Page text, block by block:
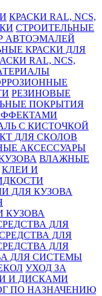
КРАСКИ RAL, NCS,
СТРОИТЕЛЬНЫЕ
АВТОЭМАЛЕЙ
КРАСКИ ДЛЯ
RAL, NCS,
РЕЗИНОВЫЕ
ПОКРЫТИЯ
С КИСТОЧКОЙ
ДЛЯ СКОЛОВ
АКСЕССУАРЫ
ВЛАЖНЫЕ
КЛЕИ И
ДЛЯ КУЗОВА
КУЗОВА
ДЛЯ
ДЛЯ
ДЛЯ
ДЛЯ СИСТЕМЫ
УХОД ЗА
И ДИСКАМИ
ПО НАЗНАЧЕНИЮ